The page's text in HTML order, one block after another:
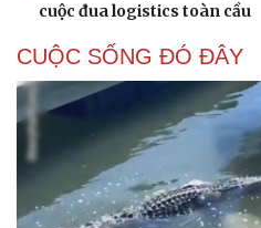
cuộc đua logistics toàn cầu
CUỘC SỐNG ĐÓ ĐÂY